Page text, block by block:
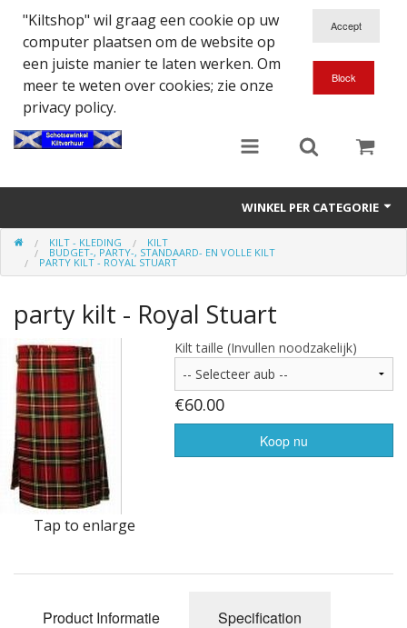
"Kiltshop" wil graag een cookie op uw
computer plaatsen om de website op
een juiste manier te laten werken. Om
meer te weten over cookies; zie onze
privacy policy.
WINKEL PER CATEGORIE
Accessoires
Eten en Drinken
Kilt - Kleding
Highland Titles
Verhuur
AFGEPRIJST - UITVERKOOP
KILT - KLEDING KILT
BUDGET-, PARTY-, STANDAARD- EN VOLLE KILT
PARTY KILT - ROYAL STUART
party kilt - Royal Stuart
Tap to enlarge
Kilt taille (Invullen noodzakelijk)
€60.00
Koop nu
Product Informatie Specification